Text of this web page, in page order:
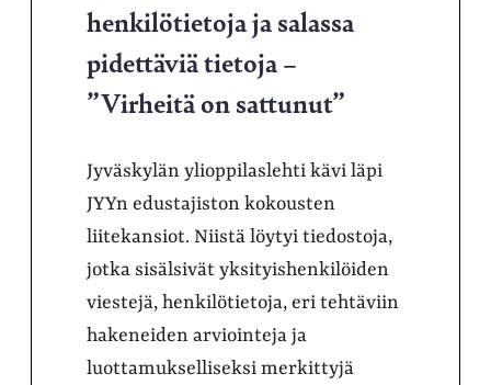
henkilötietoja ja salassa
pidettäviä tietoja –
”Virheitä on sattunut”
Jyväskylän ylioppilaslehti kävi läpi
JYYn edustajiston kokousten
liitekansiot. Niistä löytyi tiedostoja,
jotka sisälsivät yksityishenkilöiden
viestejä, henkilötietoja, eri tehtäviin
hakeneiden arviointeja ja
luottamukselliseksi merkittyjä